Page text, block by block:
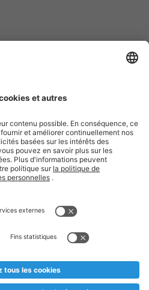
et mentions légales
et jusqu'à
étudié, nous serions
Prix Recupel et TVA incl.
forme masculine a été adoptée